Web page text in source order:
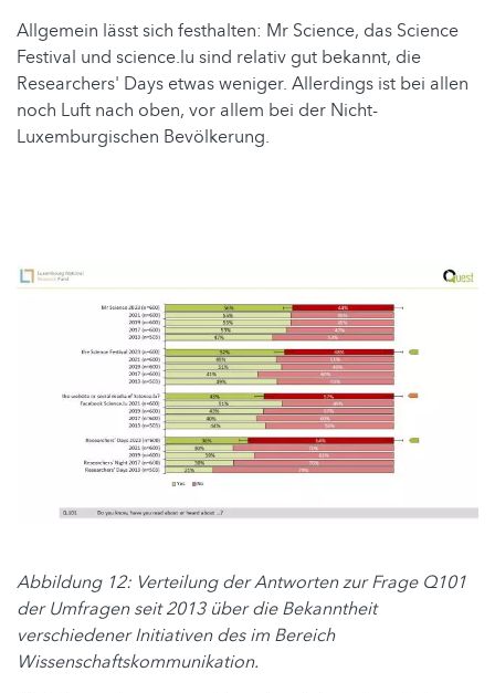
Allgemein lässt sich festhalten: Mr Science, das Science
Festival und science.lu sind relativ gut bekannt, die
Researchers' Days etwas weniger. Allerdings ist bei allen
noch Luft nach oben, vor allem bei der Nicht-
Luxemburgischen Bevölkerung.
Abbildung 12: Verteilung der Antworten zur Frage Q101
der Umfragen seit 2013 über die Bekanntheit
verschiedener Initiativen des im Bereich
Wissenschaftskommunikation.